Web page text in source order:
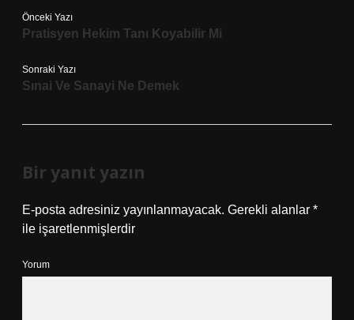
Önceki Yazı
Pratisyen Hekim Tanı Koyabilir Mi
Sonraki Yazı
Sınai Ve Sanayi Ne Demek
Bir yanıt yazın
E-posta adresiniz yayınlanmayacak. Gerekli alanlar *
ile işaretlenmişlerdir
Yorum